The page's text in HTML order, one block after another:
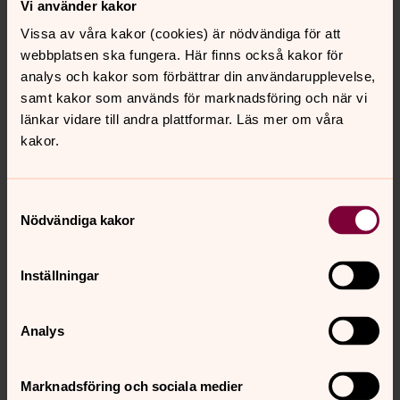
Vi använder kakor
Vissa av våra kakor (cookies) är nödvändiga för att
webbplatsen ska fungera. Här finns också kakor för
analys och kakor som förbättrar din användarupplevelse,
samt kakor som används för marknadsföring och när vi
länkar vidare till andra plattformar. Läs mer om våra
kakor.
Nödvändiga kakor
Inställningar
Analys
Marknadsföring och sociala medier
utveckling. Vi möts till storgrupp i mansakademin en
lördag per termin. Då inbjuds alla män som deltagit i
församlingens mansgrupper till stormöte med delning i
storgrupp och mindre grupper smat lunch i
församlingens lokaler. Tidigare teman på stormötena har
exempelvis varit: ”Mannen – helighet och längtan”,
Om mansgrupperna i Sveriges
radio
berättar om mansgrupperna i Sveriges
Lyssna nu!